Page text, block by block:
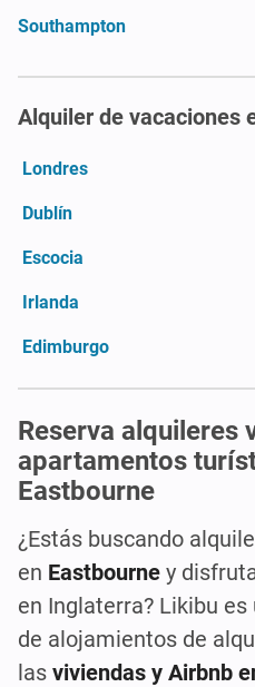
Southampton
Alquiler de vacaciones
Londres
Dublín
Escocia
Irlanda
Edimburgo
Reserva alquileres
apartamentos
Eastbourne
¿Estás buscando
en Eastbourne y
en Inglaterra? Likibu
de alojamientos de
las viviendas y Airbnb